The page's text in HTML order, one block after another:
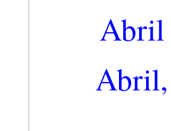
Abril
Abril,